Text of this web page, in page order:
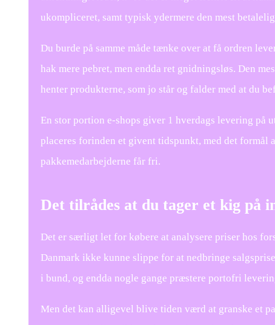
ukompliceret, samt typisk ydermere den mest
Du burde på samme måde tænke over at få ordren
hak mere pebret, men endda ret gnidningsløs. Den
henter produkterne, som jo står og falder med at du
En stor portion e-shops giver 1 hverdags levering på
placeres forinden et givent tidspunkt, med det formål
pakkemedarbejderne får fri.
Det tilrådes at du tager et kig på
Det er særligt let for købere at analysere priser hos
Danmark ikke kunne slippe for at nedbringe
i bund, og endda nogle gange præstere portofri
Men det kan alligevel blive tiden værd at granske et